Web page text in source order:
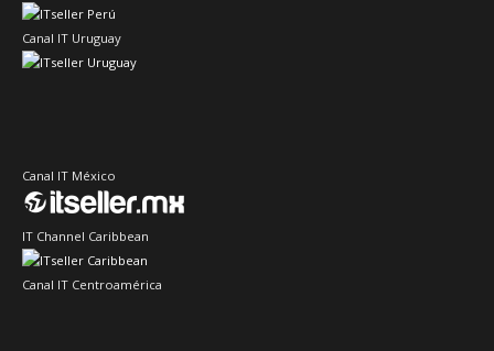
Canal IT Uruguay
Canal IT México
IT Channel Caribbean
Canal IT Centroamérica